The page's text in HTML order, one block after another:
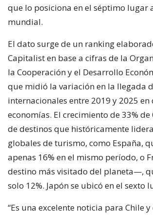
que lo posiciona en el séptimo lugar
mundial.
El dato surge de un ranking
Capitalist en base a cifras de la
la Cooperación y el Desarrollo
que midió la variación en la llegada
internacionales entre 2019 y 2025 en
economías. El crecimiento de 33% de
de destinos que históricamente
globales de turismo, como España,
apenas 16% en el mismo período, o
destino más visitado del planeta—,
solo 12%. Japón se ubicó en el sexto
“Es una excelente noticia para Chile